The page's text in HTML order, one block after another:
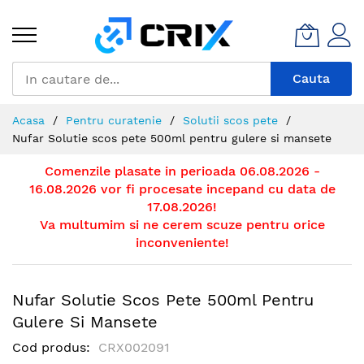
Continut
Cauta
Acasa Pentru curatenie
Solutii scos pete
Nufar Solutie scos pete 500ml pentru gulere si mansete
Comenzile plasate in perioada 06.08.2026 -
16.08.2026 vor fi procesate incepand cu data de
17.08.2026!
Va multumim si ne cerem scuze pentru orice
inconveniente!
Nufar Solutie Scos Pete 500ml Pentru
Gulere Si Mansete
Cod produs CRX002091